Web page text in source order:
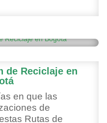
de Reciclaje en
en que las
de
Rutas de